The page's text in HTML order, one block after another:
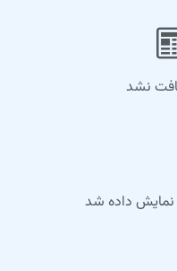
نشد
داده شد